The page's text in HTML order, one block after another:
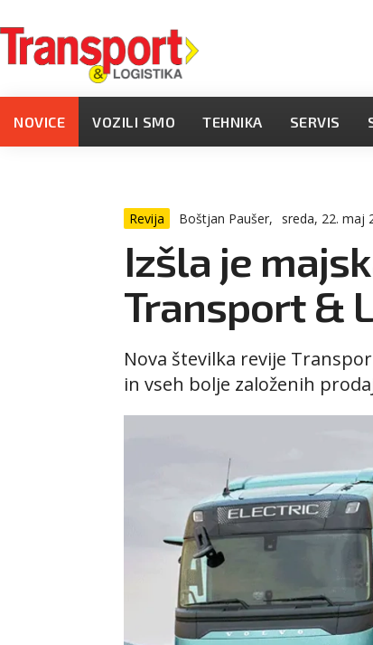
NOVICE VOZILI SMO TEHNIKA SERVIS
Revija Boštjan Paušer, sreda, 22. maj
Izšla je
Transport &
Nova številka revije
in vseh bolje založenih